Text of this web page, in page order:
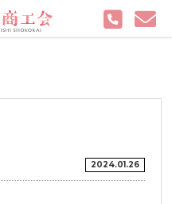
2024.01.26